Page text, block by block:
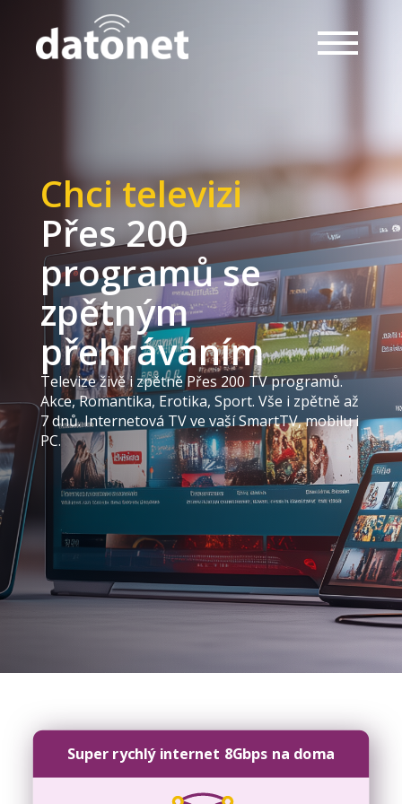
Chci televizi
Přes 200
programů se
zpětným
přehráváním
Televize živě i zpětně Přes 200 TV programů.
Akce, Romantika, Erotika, Sport. Vše i zpětně až
7 dnů. Internetová TV ve vaší SmartTV, mobilu i
PC.
Super rychlý internet 8Gbps na doma